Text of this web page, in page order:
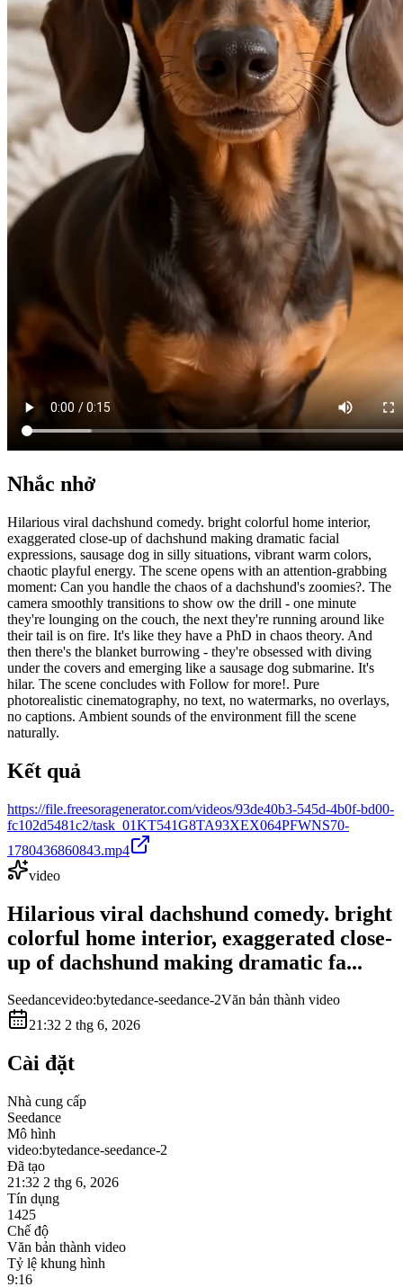
Nhắc nhở
Hilarious viral dachshund comedy. bright colorful home interior,
exaggerated close-up of dachshund making dramatic facial
expressions, sausage dog in silly situations, vibrant warm colors,
chaotic playful energy. The scene opens with an attention-grabbing
moment: Can you handle the chaos of a dachshund's zoomies?. The
camera smoothly transitions to show ow the drill - one minute
they're lounging on the couch, the next they're running around like
their tail is on fire. It's like they have a PhD in chaos theory. And
then there's the blanket burrowing - they're obsessed with diving
under the covers and emerging like a sausage dog submarine. It's
hilar. The scene concludes with Follow for more!. Pure
photorealistic cinematography, no text, no watermarks, no overlays,
no captions. Ambient sounds of the environment fill the scene
naturally.
Kết quả
https://file.freesoragenerator.com/videos/93de40b3-545d-4b0f-bd00-
fc102d5481c2/task_01KT541G8TA93XEX064PFWNS70-
1780436860843.mp4
video
Hilarious viral dachshund comedy. bright
colorful home interior, exaggerated close-
up of dachshund making dramatic fa...
Seedancevideo:bytedance-seedance-2Văn bản thành video
21:32 2 thg 6, 2026
Cài đặt
Nhà cung cấp
Seedance
Mô hình
video:bytedance-seedance-2
Đã tạo
21:32 2 thg 6, 2026
Tín dụng
1425
Chế độ
Văn bản thành video
Tỷ lệ khung hình
9:16